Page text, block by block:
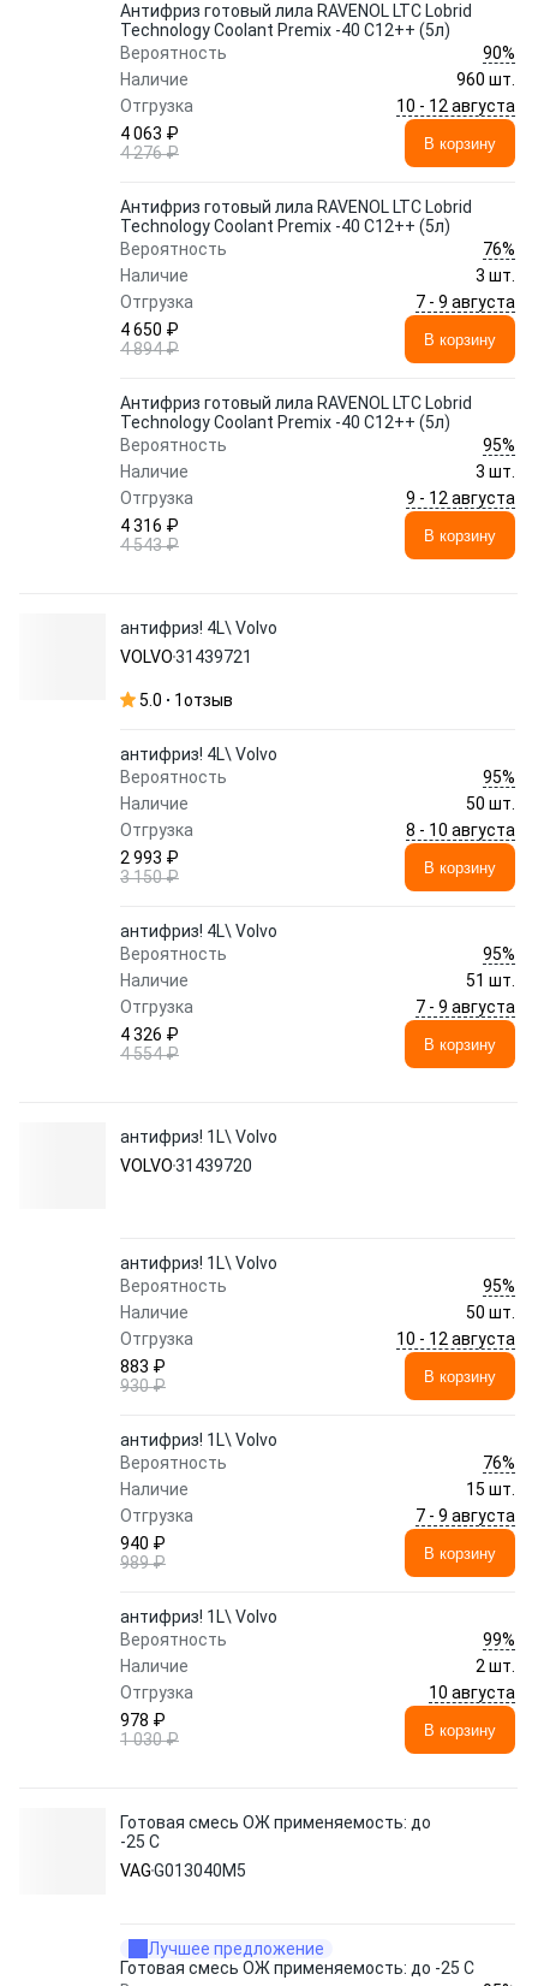
Антифриз готовый лила RAVENOL LTC Lobrid
Technology Coolant Premix -40 C12++ (5л)
Вероятность
90%
Наличие
960 шт.
Отгрузка
10 - 12 августа
4 063 ₽
4 276 ₽
В корзину
Антифриз готовый лила RAVENOL LTC Lobrid
Technology Coolant Premix -40 C12++ (5л)
Вероятность
76%
Наличие
3 шт.
Отгрузка
7 - 9 августа
4 650 ₽
4 894 ₽
В корзину
Антифриз готовый лила RAVENOL LTC Lobrid
Technology Coolant Premix -40 C12++ (5л)
Вероятность
95%
Наличие
3 шт.
Отгрузка
9 - 12 августа
4 316 ₽
4 543 ₽
В корзину
антифриз! 4L\ Volvo
VOLVO31439721
5.0 1отзыв
антифриз! 4L\ Volvo
Вероятность
95%
Наличие
50 шт.
Отгрузка
8 - 10 августа
2 993 ₽
3 150 ₽
В корзину
антифриз! 4L\ Volvo
Вероятность
95%
Наличие
51 шт.
Отгрузка
7 - 9 августа
4 326 ₽
4 554 ₽
В корзину
антифриз! 1L\ Volvo
VOLVO31439720
антифриз! 1L\ Volvo
Вероятность
95%
Наличие
50 шт.
Отгрузка
10 - 12 августа
883 ₽
930 ₽
В корзину
антифриз! 1L\ Volvo
Вероятность
76%
Наличие
15 шт.
Отгрузка
7 - 9 августа
940 ₽
989 ₽
В корзину
антифриз! 1L\ Volvo
Вероятность
99%
Наличие
2 шт.
Отгрузка
10 августа
978 ₽
1 030 ₽
В корзину
Готовая смесь ОЖ применяемость: до
-25 C
VAGG013040M5
Лучшее предложение
Готовая смесь ОЖ применяемость: до -25 C